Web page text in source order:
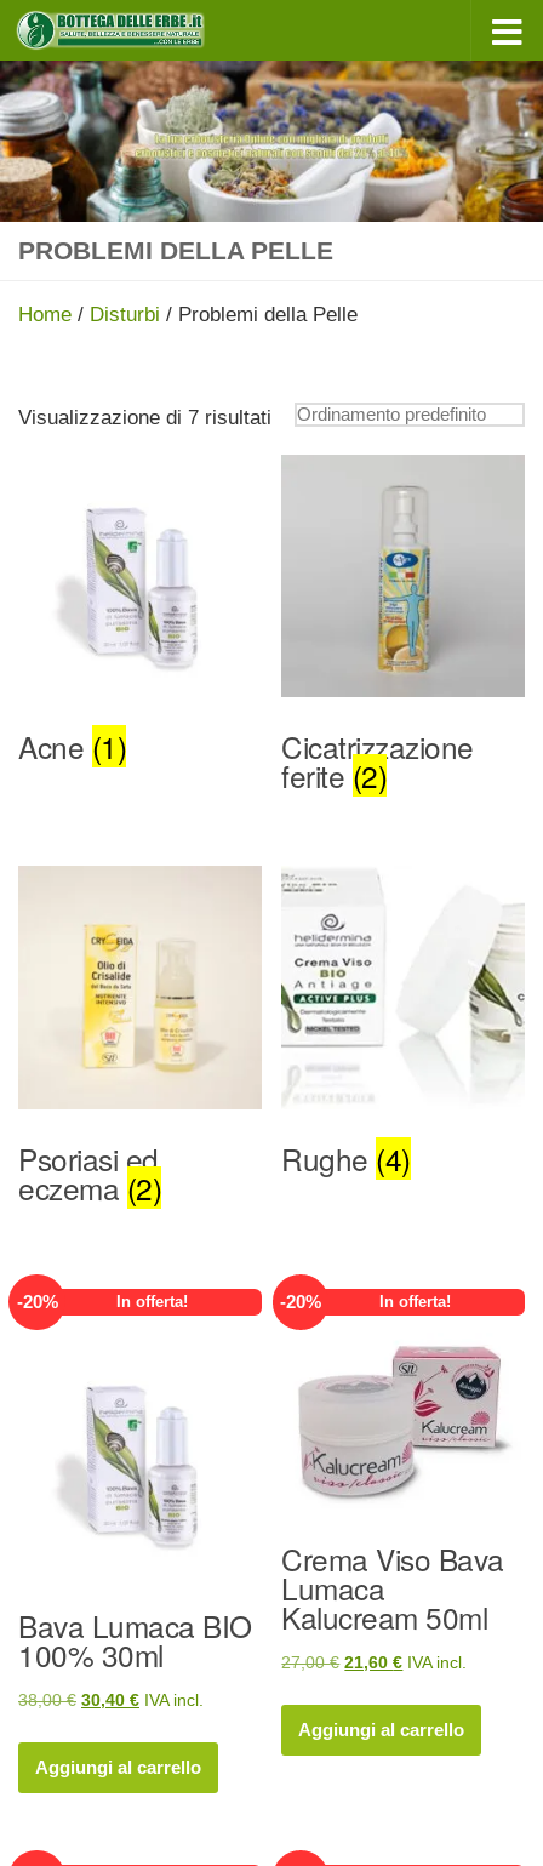
Sotto il contenuto
PROBLEMI DELLA PELLE
Home / Disturbi / Problemi della Pelle
Visualizzazione di 7 risultati
Acne (1) Cicatrizzazione
ferite (2)
Psoriasi ed
eczema (2)
Rughe (4)
-20% In offerta!
Bava Lumaca BIO
100% 30ml
38,00€ Il
originale
era:
30,40 €Il
attuale
è:
IVA incl.
Aggiungi al carrello
-20% In offerta!
Crema Viso Bava
Lumaca
Kalucream 50ml
27,00€ Il
originale
era:
21,60€Il
attuale
è:
IVA incl.
Aggiungi al carrello